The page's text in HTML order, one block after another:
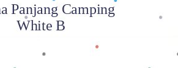
Panjang Camping
White B